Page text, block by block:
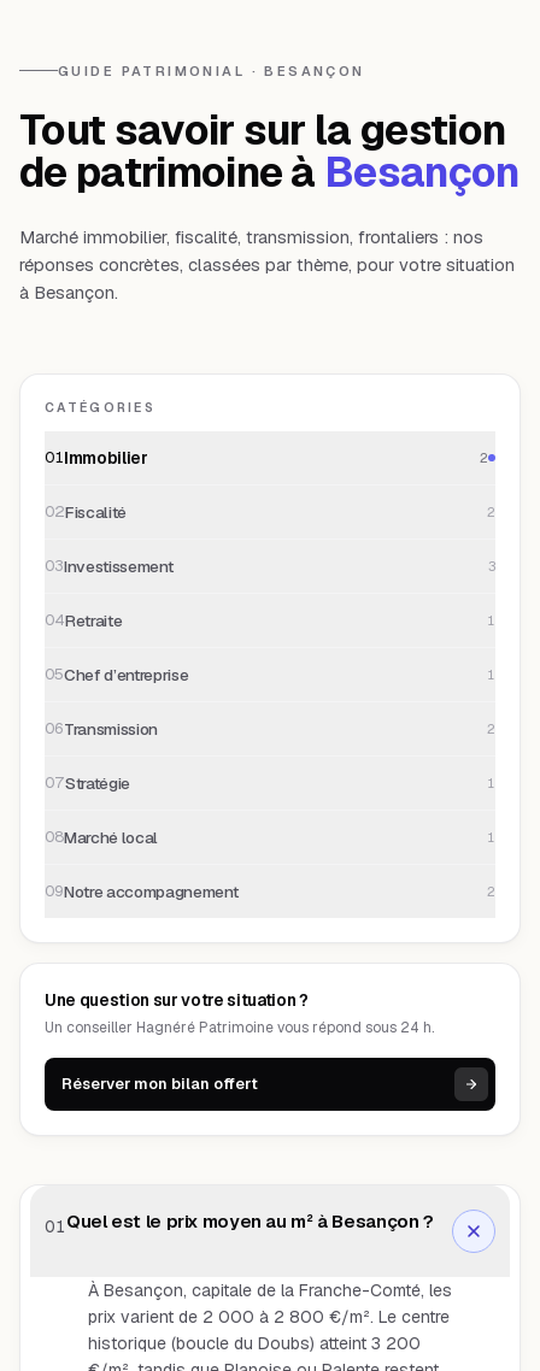
GUIDE PATRIMONIAL · BESANÇON
Tout savoir sur la gestion
de patrimoine à Besançon
Marché immobilier, fiscalité, transmission, frontaliers : nos
réponses concrètes, classées par thème, pour votre situation
à Besançon.
CATÉGORIES
01Immobilier 2
02Fiscalité 2
03Investissement 3
04Retraite 1
05Chef d’entreprise 1
06Transmission 2
07Stratégie 1
08Marché local 1
09Notre accompagnement 2
Une question sur votre situation ?
Un conseiller Hagnéré Patrimoine vous répond sous 24 h.
Réserver mon bilan offert
01Quel est le prix moyen au m² à Besançon ?
À Besançon, capitale de la Franche-Comté, les
prix varient de 2 000 à 2 800 €/m². Le centre
historique (boucle du Doubs) atteint 3 200